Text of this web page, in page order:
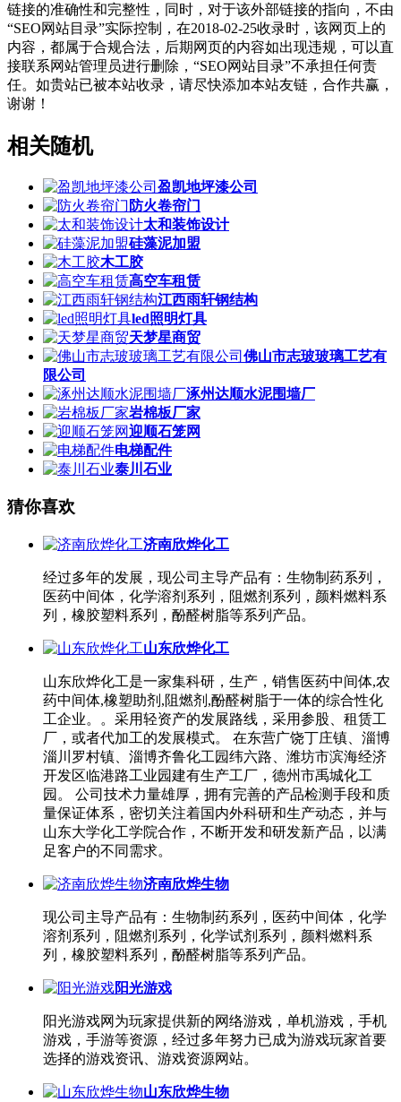
链接的准确性和完整性，同时，对于该外部链接的指向，不由
“SEO网站目录”实际控制，在2018-02-25收录时，该网页上的
内容，都属于合规合法，后期网页的内容如出现违规，可以直
接联系网站管理员进行删除，“SEO网站目录”不承担任何责
任。如贵站已被本站收录，请尽快添加本站友链，合作共赢，
谢谢！
相关随机
盈凯地坪漆公司
防火卷帘门
太和装饰设计
硅藻泥加盟
木工胶
高空车租赁
江西雨轩钢结构
led照明灯具
天梦星商贸
佛山市志玻玻璃工艺有
限公司
涿州达顺水泥围墙厂
岩棉板厂家
迎顺石笼网
电梯配件
泰川石业
猜你喜欢
济南欣烨化工
经过多年的发展，现公司主导产品有：生物制药系列，
医药中间体，化学溶剂系列，阻燃剂系列，颜料燃料系
列，橡胶塑料系列，酚醛树脂等系列产品。
山东欣烨化工
山东欣烨化工是一家集科研，生产，销售医药中间体,农
药中间体,橡塑助剂,阻燃剂,酚醛树脂于一体的综合性化
工企业。。采用轻资产的发展路线，采用参股、租赁工
厂，或者代加工的发展模式。 在东营广饶丁庄镇、淄博
淄川罗村镇、淄博齐鲁化工园纬六路、潍坊市滨海经济
开发区临港路工业园建有生产工厂，德州市禹城化工
园。 公司技术力量雄厚，拥有完善的产品检测手段和质
量保证体系，密切关注着国内外科研和生产动态，并与
山东大学化工学院合作，不断开发和研发新产品，以满
足客户的不同需求。
济南欣烨生物
现公司主导产品有：生物制药系列，医药中间体，化学
溶剂系列，阻燃剂系列，化学试剂系列，颜料燃料系
列，橡胶塑料系列，酚醛树脂等系列产品。
阳光游戏
阳光游戏网为玩家提供新的网络游戏，单机游戏，手机
游戏，手游等资源，经过多年努力已成为游戏玩家首要
选择的游戏资讯、游戏资源网站。
山东欣烨生物